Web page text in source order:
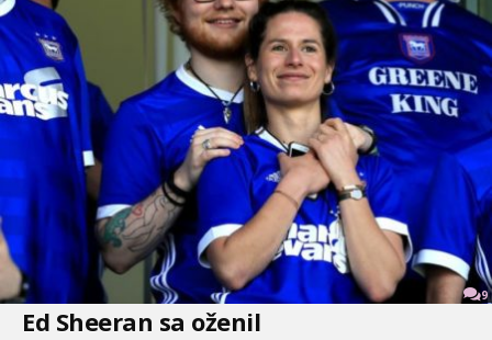
9
Ed Sheeran sa oženil